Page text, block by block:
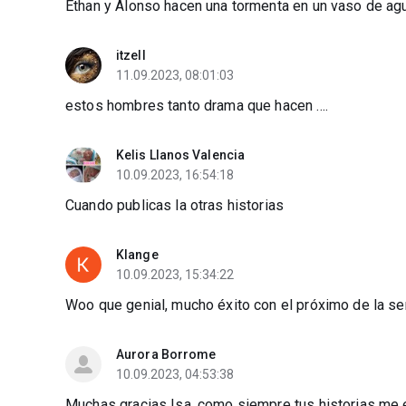
Ethan y Alonso hacen una tormenta en un vaso de
itzell
11.09.2023, 08:01:03
estos hombres tanto drama que hacen ....
Kelis Llanos Valencia
10.09.2023, 16:54:18
Cuando publicas la otras historias
Klange
10.09.2023, 15:34:22
Woo que genial, mucho éxito con el próximo de la
Aurora Borrome
10.09.2023, 04:53:38